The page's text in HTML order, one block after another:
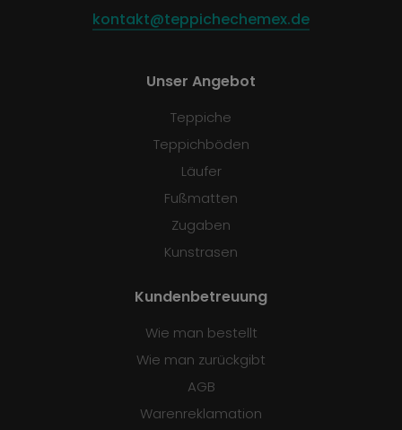
kontakt@teppichechemex.de
Unser Angebot
Teppiche
Teppichböden
Läufer
Fußmatten
Zugaben
Kunstrasen
Kundenbetreuung
Wie man bestellt
Wie man zurückgibt
AGB
Warenreklamation